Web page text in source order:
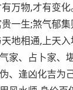
物,才有变化
一生;煞气郁
地相通,上天
、占卜家、
、逢凶化吉为